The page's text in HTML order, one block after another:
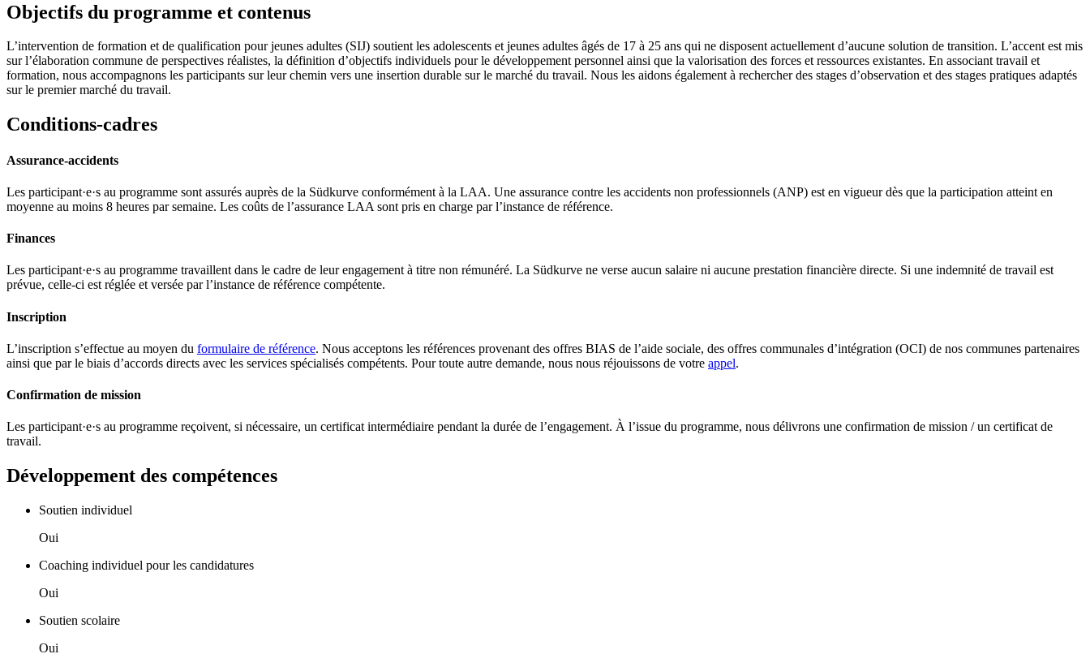
Objectifs du programme et contenus
L’intervention de formation et de qualification pour jeunes adultes (SIJ) soutient les adolescents et jeunes adultes âgés de 17 à 25 ans qui ne disposent actuellement d’aucune solution de transition. L’accent est mis
sur l’élaboration commune de perspectives réalistes, la définition d’objectifs individuels pour le développement personnel ainsi que la valorisation des forces et ressources existantes. En associant travail et
formation, nous accompagnons les participants sur leur chemin vers une insertion durable sur le marché du travail. Nous les aidons également à rechercher des stages d’observation et des stages pratiques adaptés
sur le premier marché du travail.
Conditions-cadres
Assurance-accidents
Les participant·e·s au programme sont assurés auprès de la Südkurve conformément à la LAA. Une assurance contre les accidents non professionnels (ANP) est en vigueur dès que la participation atteint en
moyenne au moins 8 heures par semaine. Les coûts de l’assurance LAA sont pris en charge par l’instance de référence.
Finances
Les participant·e·s au programme travaillent dans le cadre de leur engagement à titre non rémunéré. La Südkurve ne verse aucun salaire ni aucune prestation financière directe. Si une indemnité de travail est
prévue, celle-ci est réglée et versée par l’instance de référence compétente.
Inscription
L’inscription s’effectue au moyen du formulaire de référence. Nous acceptons les références provenant des offres BIAS de l’aide sociale, des offres communales d’intégration (OCI) de nos communes partenaires
ainsi que par le biais d’accords directs avec les services spécialisés compétents. Pour toute autre demande, nous nous réjouissons de votre appel.
Confirmation de mission
Les participant·e·s au programme reçoivent, si nécessaire, un certificat intermédiaire pendant la durée de l’engagement. À l’issue du programme, nous délivrons une confirmation de mission / un certificat de
travail.
Développement des compétences
Soutien individuel
Oui
Coaching individuel pour les candidatures
Oui
Soutien scolaire
Oui